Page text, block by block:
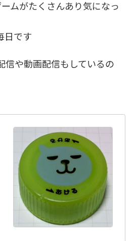
ムがたくさんあり気になっ
日です
信や動画配信もしているの